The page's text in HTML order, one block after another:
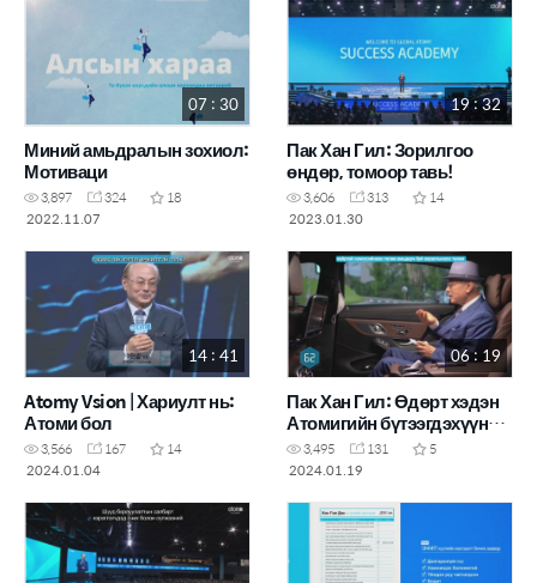
07 : 30
Миний амьдралын зохиол:
Мотиваци
3,897 324
18
2022.11.07
19 : 32
Пак Хан Гил: Зорилгоо
өндөр, томоор тавь!
3,606 313
14
2023.01.30
14 : 41
Atomy Vsion | Хариулт нь:
Атоми бол
3,566 167
14
2024.01.04
06 : 19
Пак Хан Гил: Өдөрт хэдэн
Атомигийн бүтээгдэхүүн
тантай хамт байдаг бэ?
3,495 131
5
2024.01.19